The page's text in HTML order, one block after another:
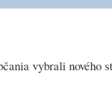
vybrali nového